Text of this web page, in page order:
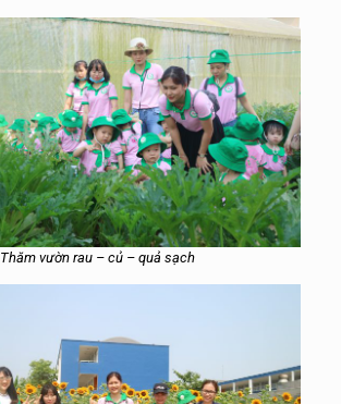
Thăm vườn rau – củ – quả sạch